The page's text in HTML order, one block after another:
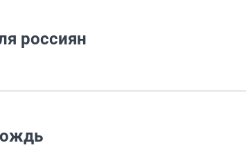
россиян